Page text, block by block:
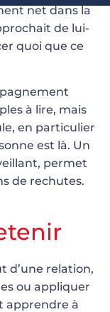
net dans la
de lui-
quoi que ce
à lire, mais
en particulier
est là. Un
permet
de rechutes.
d’une relation,
ou appliquer
apprendre à